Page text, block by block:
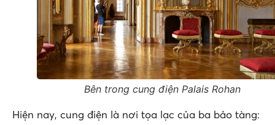
Bên trong cung điện Palais Rohan
Hiện nay, cung điện là nơi tọa lạc của ba bảo tàng: